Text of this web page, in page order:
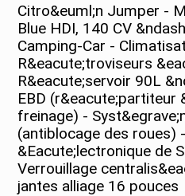
Citro&euml;n Jumper -
Blue HDI, 140 CV
Camping-Car -
R&eacute;troviseurs
R&eacute;servoir 90L
EBD (r&eacute;partiteur
freinage) -
(antiblocage des roues)
&Eacute;lectronique de
Verrouillage
jantes alliage 16 pouces